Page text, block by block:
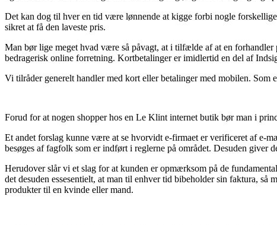
Det kan dog til hver en tid være lønnende at kigge forbi nogle
sikret at få den laveste pris.
Man bør lige meget hvad være så påvagt, at i tilfælde af at en
bedragerisk online forretning. Kortbetalinger er imidlertid en del af
Vi tilråder generelt handler med kort eller betalinger med mobilen.
Forud for at nogen shopper hos en Le Klint internet butik bør man i
Et andet forslag kunne være at se hvorvidt e-firmaet er verificeret af e-
besøges af fagfolk som er indført i reglerne på området. Desuden
Herudover slår vi et slag for at kunden er opmærksom på de
det desuden essesentielt, at man til enhver tid bibeholder sin faktura,
produkter til en kvinde eller mand.